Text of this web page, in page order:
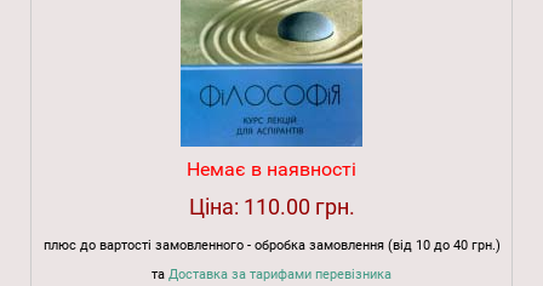
Немає в наявності
Ціна: 110.00 грн.
плюс до вартості замовленного - обробка замовлення (від 10 до 40 грн.)
та Доставка за тарифами перевізника